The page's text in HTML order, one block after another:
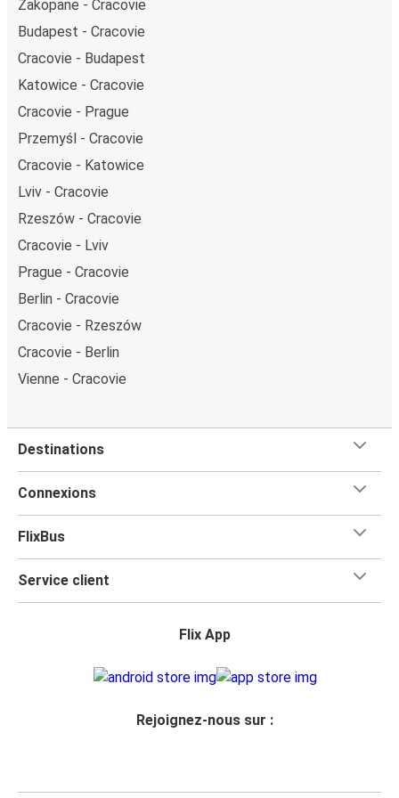
Zakopane - Cracovie
Budapest - Cracovie
Cracovie - Budapest
Katowice - Cracovie
Cracovie - Prague
Przemyśl - Cracovie
Cracovie - Katowice
Lviv - Cracovie
Rzeszów - Cracovie
Cracovie - Lviv
Prague - Cracovie
Berlin - Cracovie
Cracovie - Rzeszów
Cracovie - Berlin
Vienne - Cracovie
Destinations
Connexions
FlixBus
Service client
Flix App
Rejoignez-nous sur :